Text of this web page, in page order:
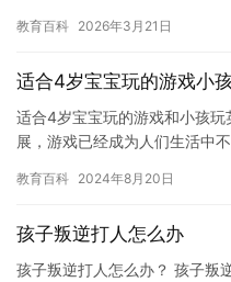
定，即…
教育百科 2026年3月21日
适合4岁宝宝玩的游戏小
适合4岁宝宝玩的游戏和小孩
展，游戏已经成为人们生活中
据孩…
教育百科 2024年8月20日
孩子叛逆打人怎么办
孩子叛逆打人怎么办？ 孩子叛